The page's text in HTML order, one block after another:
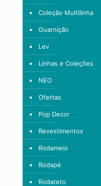
Coleção Multilinha
Guarnição
Lev
Linhas e Coleções
NEO
Ofertas
Pop Decor
Revestimentos
Rodameio
Rodapé
Rodateto